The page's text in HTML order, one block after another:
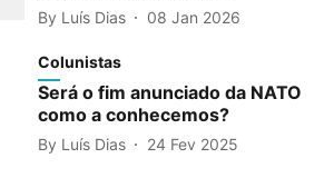
By Luís Dias 08 Jan 2026
Colunistas
Será o fim anunciado da NATO
como a conhecemos?
By Luís Dias 24 Fev 2025